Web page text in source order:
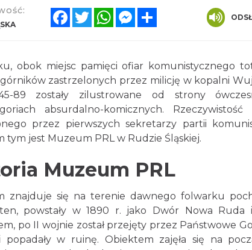
FacebookTwitterWhatsAppMessenger
obok miejsc pamięci ofiar komunistycznego
zastrzelonych przez milicję w kopalni
89 zostały zilustrowane od strony
absurdalno-komicznych.
przez pierwszych sekretarzy partii
tym jest Muzeum PRL w Rudzie Śląskiej.
Muzeum PRL
znajduje się na terenie dawnego folwarku
powstały w 1890 r. jako Dwór Nowa Ruda
po II wojnie został przejęty przez Państwowe
popadały w ruinę. Obiektem zajęła się na